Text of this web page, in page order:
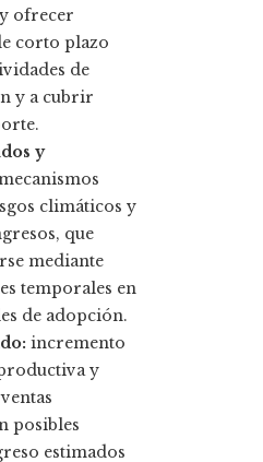
ofrecer
corto plazo
de
y a cubrir
y
climáticos y
que
mediante
temporales en
de adopción.
incremento
y
posibles
estimados